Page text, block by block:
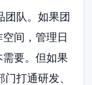
团队。如果团
间，管理日
要。但如果
打通研发、